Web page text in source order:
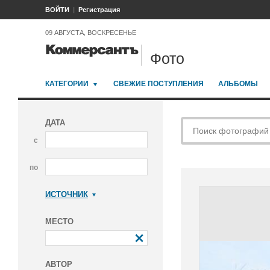
ВОЙТИ Регистрация
09 АВГУСТА, ВОСКРЕСЕНЬЕ
Фото
КАТЕГОРИИ СВЕЖИЕ ПОСТУПЛЕНИЯ АЛЬБОМЫ
ДАТА
с
по
ИСТОЧНИК
МЕСТО
АВТОР